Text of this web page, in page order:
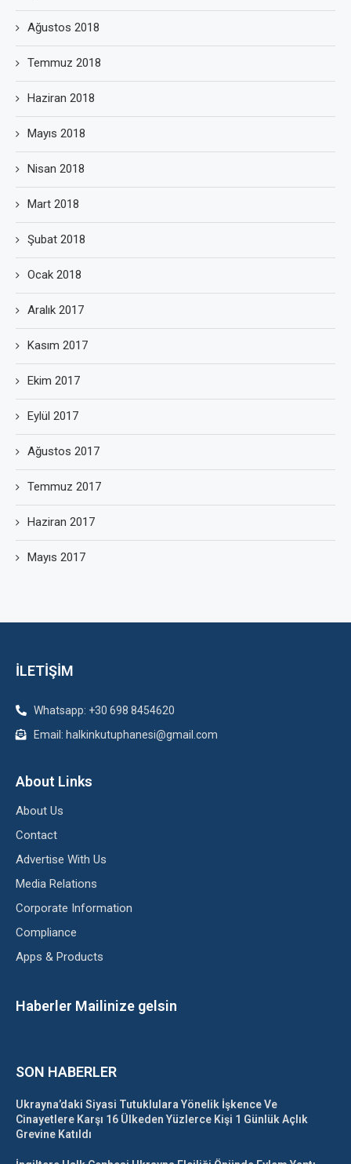
Ağustos 2018
Temmuz 2018
Haziran 2018
Mayıs 2018
Nisan 2018
Mart 2018
Şubat 2018
Ocak 2018
Aralık 2017
Kasım 2017
Ekim 2017
Eylül 2017
Ağustos 2017
Temmuz 2017
Haziran 2017
Mayıs 2017
İLETİŞİM
Whatsapp: +30 698 8454620
Email: halkinkutuphanesi@gmail.com
About Links
About Us
Contact
Advertise With Us
Media Relations
Corporate Information
Compliance
Apps & Products
Haberler Mailinize gelsin
SON HABERLER
Ukrayna’daki Siyasi Tutuklulara Yönelik İşkence Ve
Cinayetlere Karşı 16 Ülkeden Yüzlerce Kişi 1 Günlük Açlık
Grevine Katıldı